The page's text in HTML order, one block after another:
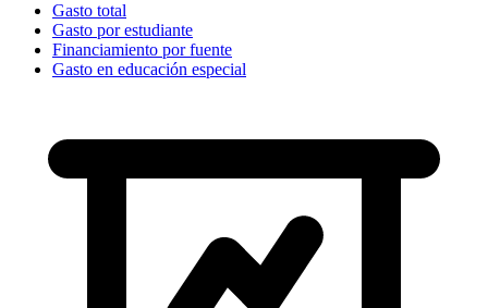
Gasto total
Gasto por estudiante
Financiamiento por fuente
Gasto en educación especial